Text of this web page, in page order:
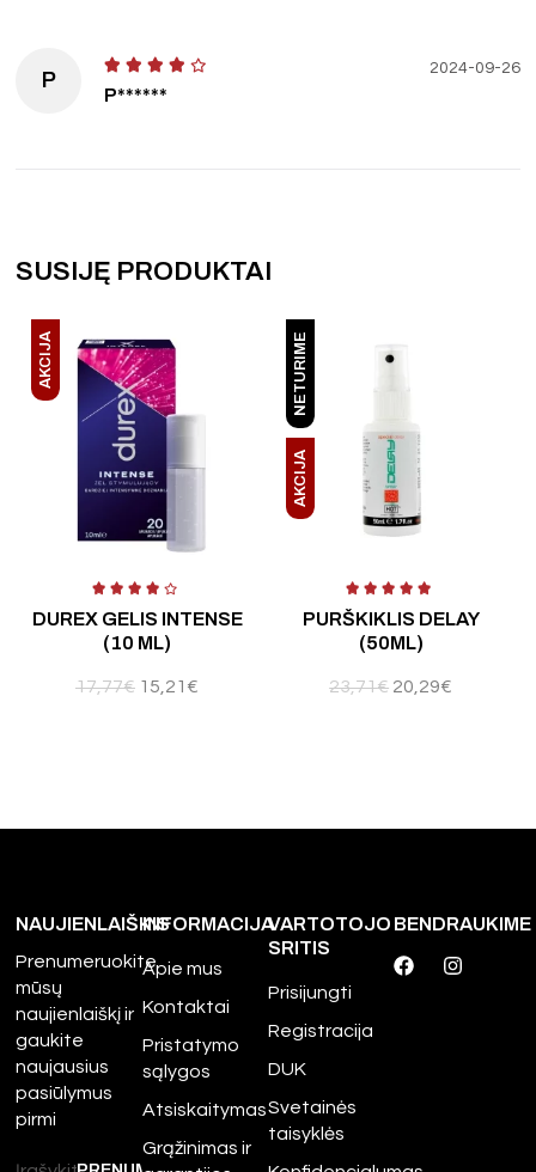
P
P******
2024-09-26
SUSIJĘ PRODUKTAI
AKCIJA
DUREX GELIS INTENSE
(10 ML)
17,77€ 15,21 €
AKCIJA
NETURIME
PURŠKIKLIS DELAY
(50ML)
23,71€ 20,29€
Įvertinimas:4.25
NAUJIENLAIŠKIS
Prenumeruokite
mūsų
naujienlaiškį ir
gaukite
naujausius
pasiūlymus
pirmi
INFORMACIJA
Apie mus
Kontaktai
Pristatymo
sąlygos
Atsiskaitymas
Grąžinimas ir
VARTOTOJO
SRITIS
Prisijungti
Registracija
DUK
Svetainės
taisyklės
BENDRAUKIME